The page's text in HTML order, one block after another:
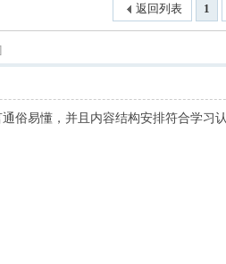
1
返回列表
俗易懂，并且内容结构安排符合学习